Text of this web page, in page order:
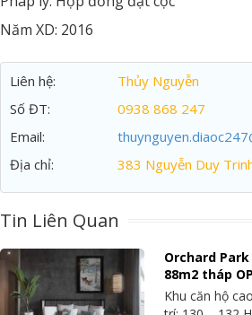
Năm XD: 2016
Liên hệ:
Thủy Nguyễn
Số ĐT:
0938 868 247
Email:
Địa chỉ:
383 Nguyễn Duy
Tin Liên Quan
Orchard Park
88m2 tháp
Khu căn hộ